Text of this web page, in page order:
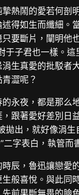
熱鬧的愛若何
得如生而纖細
要斷片，闡明他
于子君也一樣。
生真愛的批駁
澀呢？
永夜，都是那
跟著愛好差別
拋出，就好像
字表白，執管而
辰，魯迅讓戀
般喜悅。與此